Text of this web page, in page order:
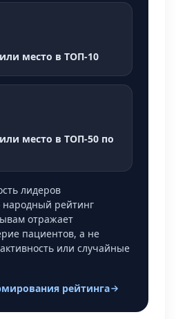
место в ТОП-10
место в ТОП-50 по
лидеров
народный рейтинг
отражает
пациентов, а не
или случайные
рейтинга